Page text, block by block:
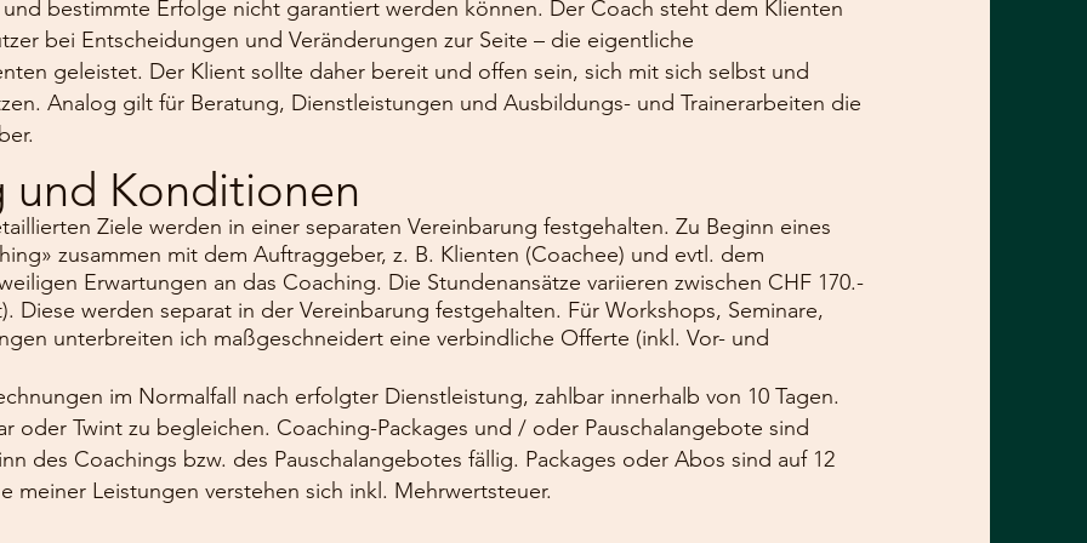
bestimmte Erfolge nicht garantiert werden können. Der Coach steht dem Klienten
bei Entscheidungen und Veränderungen zur Seite – die eigentliche
geleistet. Der Klient sollte daher bereit und offen sein, sich mit sich selbst und
Analog gilt für Beratung, Dienstleistungen und Ausbildungs- und Trainerarbeiten die
und Konditionen
Ziele werden in einer separaten Vereinbarung festgehalten. Zu Beginn eines
zusammen mit dem Auftraggeber, z. B. Klienten (Coachee) und evtl. dem
Erwartungen an das Coaching. Die Stundenansätze variieren zwischen CHF 170.-
Diese werden separat in der Vereinbarung festgehalten. Für Workshops, Seminare,
unterbreiten ich maßgeschneidert eine verbindliche Offerte (inkl. Vor- und
im Normalfall nach erfolgter Dienstleistung, zahlbar innerhalb von 10 Tagen.
oder Twint zu begleichen. Coaching-Packages und / oder Pauschalangebote sind
des Coachings bzw. des Pauschalangebotes fällig. Packages oder Abos sind auf 12
meiner Leistungen verstehen sich inkl. Mehrwertsteuer.